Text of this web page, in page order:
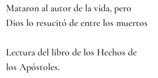
Mataron al autor de la vida, pero
Dios lo resucitó de entre los muertos
Lectura del libro de los Hechos de
los Apóstoles.